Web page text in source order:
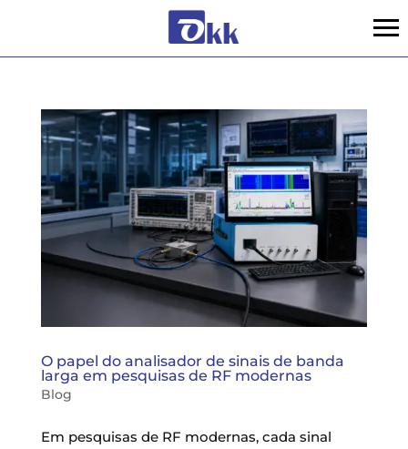
O papel do analisador de sinais de banda
larga em pesquisas de RF modernas
Blog
Em pesquisas de RF modernas, cada sinal